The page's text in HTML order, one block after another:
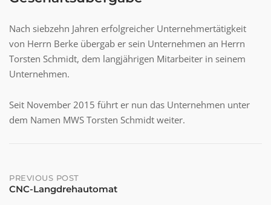
Nach siebzehn Jahren erfolgreicher Unternehmertätigkeit
von Herrn Berke übergab er sein Unternehmen an Herrn
Torsten Schmidt, dem langjährigen Mitarbeiter in seinem
Unternehmen.
Seit November 2015 führt er nun das Unternehmen unter
dem Namen MWS Torsten Schmidt weiter.
Post
PREVIOUS POST
CNC-Langdrehautomat